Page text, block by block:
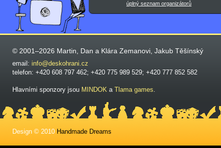
úplný seznam organizátorů
© 2001–2026 Martin, Dan a Klára Zemanovi, Jakub Těšínský
email: info@deskohrani.cz
telefon: +420 608 797 462; +420 775 989 529; +420 777 852 582
Hlavními sponzory jsou MINDOK a Tlama games.
Design © 2010 Handmade Dreams